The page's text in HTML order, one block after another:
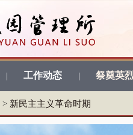
| 工作动态 | 祭奠英
> 新民主主义革命时期